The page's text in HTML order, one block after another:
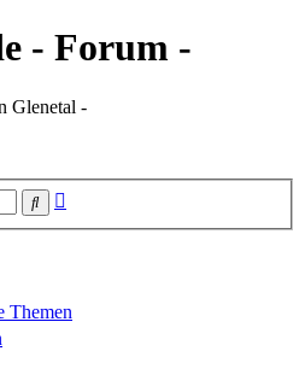
- Forum -
Glenetal -
Suche
Themen